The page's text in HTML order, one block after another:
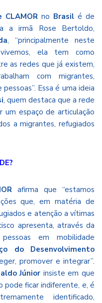
CLAMORno Brasilé de
a irmã Rose Bertoldo,
, “principalmente neste
ela tem como
as redes que já existem,
com migrantes,
pessoas”. Essa é uma ideia
, quem destaca que a rede
um espaço de articulação
a migrantes, refugiados
afirma que “estamos
que, em matéria de
e atenção a vítimas
apresenta, através da
em mobilidade
do Desenvolvimento
promover e integrar”.
Júnior insiste em que
pode ficar indiferente, e, é
identificado,